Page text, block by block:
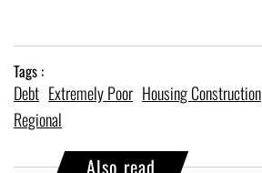
Tags :
Debt Extremely Poor Housing Construction
Regional
Also read